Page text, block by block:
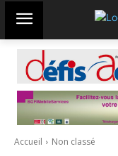
Accueil Non classé